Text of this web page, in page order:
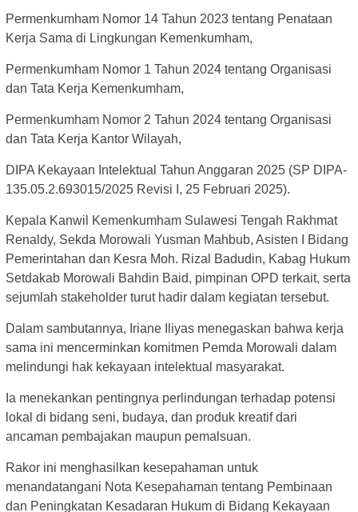
Permenkumham Nomor 14 Tahun 2023 tentang Penataan
Kerja Sama di Lingkungan Kemenkumham,
Permenkumham Nomor 1 Tahun 2024 tentang Organisasi
dan Tata Kerja Kemenkumham,
Permenkumham Nomor 2 Tahun 2024 tentang Organisasi
dan Tata Kerja Kantor Wilayah,
DIPA Kekayaan Intelektual Tahun Anggaran 2025 (SP DIPA-
135.05.2.693015/2025 Revisi I, 25 Februari 2025).
Kepala Kanwil Kemenkumham Sulawesi Tengah Rakhmat
Renaldy, Sekda Morowali Yusman Mahbub, Asisten I Bidang
Pemerintahan dan Kesra Moh. Rizal Badudin, Kabag Hukum
Setdakab Morowali Bahdin Baid, pimpinan OPD terkait, serta
sejumlah stakeholder turut hadir dalam kegiatan tersebut.
Dalam sambutannya, Iriane Iliyas menegaskan bahwa kerja
sama ini mencerminkan komitmen Pemda Morowali dalam
melindungi hak kekayaan intelektual masyarakat.
Ia menekankan pentingnya perlindungan terhadap potensi
lokal di bidang seni, budaya, dan produk kreatif dari
ancaman pembajakan maupun pemalsuan.
Rakor ini menghasilkan kesepahaman untuk
menandatangani Nota Kesepahaman tentang Pembinaan
dan Peningkatan Kesadaran Hukum di Bidang Kekayaan